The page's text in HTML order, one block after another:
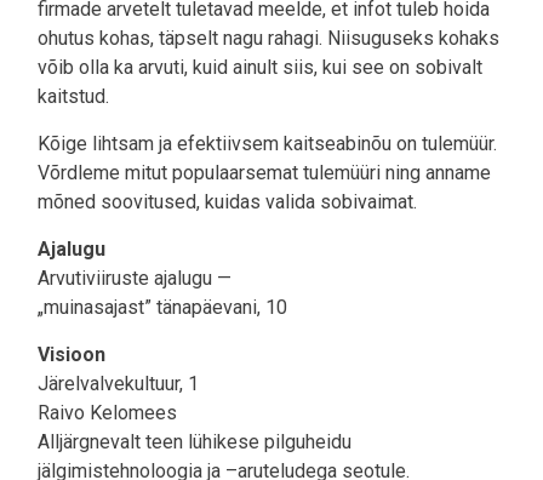
firmade arvetelt tuletavad meelde, et infot tuleb hoida
ohutus kohas, täpselt nagu rahagi. Niisuguseks kohaks
võib olla ka arvuti, kuid ainult siis, kui see on sobivalt
kaitstud.
Kõige lihtsam ja efektiivsem kaitseabinõu on tulemüür.
Võrdleme mitut populaarsemat tulemüüri ning anname
mõned soovitused, kuidas valida sobivaimat.
Ajalugu
Arvutiviiruste ajalugu —
„muinasajast” tänapäevani, 10
Visioon
Järelvalvekultuur, 1
Raivo Kelomees
Alljärgnevalt teen lühikese pilguheidu
jälgimistehnoloogia ja –aruteludega seotule.